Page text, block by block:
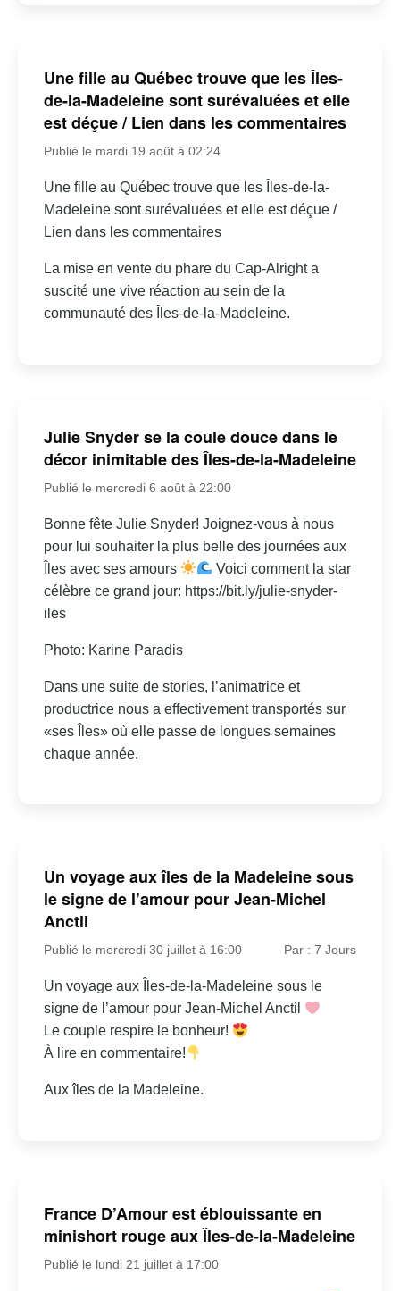
Une fille au Québec trouve que les Îles-
de-la-Madeleine sont surévaluées et elle
est déçue / Lien dans les commentaires
Publié le mardi 19 août à 02:24
Une fille au Québec trouve que les Îles-de-la-
Madeleine sont surévaluées et elle est déçue /
Lien dans les commentaires
La mise en vente du phare du Cap-Alright a
suscité une vive réaction au sein de la
communauté des Îles-de-la-Madeleine.
Julie Snyder se la coule douce dans le
décor inimitable des Îles-de-la-Madeleine
Publié le mercredi 6 août à 22:00
Bonne fête Julie Snyder! Joignez-vous à nous
pour lui souhaiter la plus belle des journées aux
Îles avec ses amours
Voici comment la star
célèbre ce grand jour: https://bit.ly/julie-snyder-
iles
Photo: Karine Paradis
Dans une suite de stories, l’animatrice et
productrice nous a effectivement transportés sur
«ses Îles» où elle passe de longues semaines
chaque année.
Un voyage aux îles de la Madeleine sous
le signe de l’amour pour Jean-Michel
Anctil
Publié le mercredi 30 juillet à 16:00 Par : 7 Jours
Un voyage aux Îles-de-la-Madeleine sous le
signe de l’amour pour Jean-Michel Anctil
Le couple respire le bonheur!
À lire en commentaire!
Aux îles de la Madeleine.
France D’Amour est éblouissante en
minishort rouge aux Îles-de-la-Madeleine
Publié le lundi 21 juillet à 17:00